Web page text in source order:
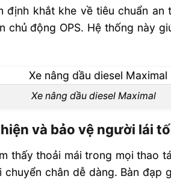
định khắt khe về tiêu chuẩn
chủ động OPS. Hệ thống này
Xe nâng dầu diesel Maximal
và bảo vệ người lái
thấy thoải mái trong mọi thao
chân dễ dàng. Bàn